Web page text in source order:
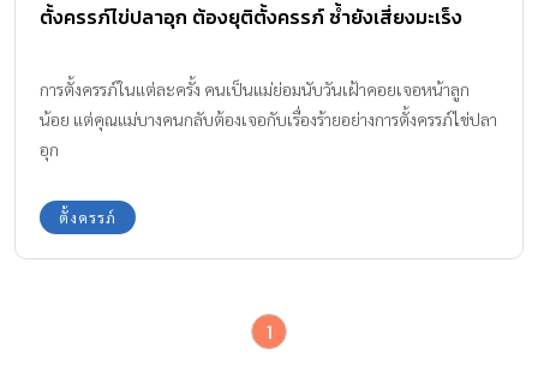
ตั้งครรภ์ไข่ปลาอุก ต้องยุติตั้งครรภ์ ซ้ำยังเสี่ยงมะเร็ง
การตั้งครรภ์ในแต่ละครั้ง คนเป็นแม่ย่อมนับวันเฝ้าคอยเจอหน้าลูก
น้อย แต่คุณแม่บางคนกลับต้องเจอกับเรื่องร้ายอย่างการตั้งครรภ์ไข่ปลา
อุก
ตั้งครรภ์
1